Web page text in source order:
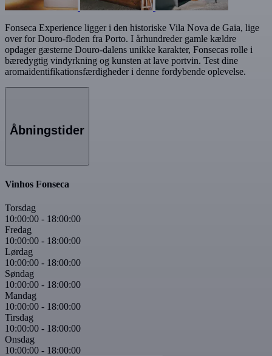
Fonseca Experience ligger i den historiske Vila Nova de Gaia, lige
over for Douro-floden fra Porto. I århundreder gamle kældre
opdager gæsterne Douro-dalens unikke karakter, Fonsecas rolle i
bæredygtig vindyrkning og kunsten at lave portvin. Test dine
aromaidentifikationsfærdigheder i denne fordybende oplevelse.
Åbningstider
Vinhos Fonseca
Torsdag
10:00:00 - 18:00:00
Fredag
10:00:00 - 18:00:00
Lørdag
10:00:00 - 18:00:00
Søndag
10:00:00 - 18:00:00
Mandag
10:00:00 - 18:00:00
Tirsdag
10:00:00 - 18:00:00
Onsdag
10:00:00 - 18:00:00